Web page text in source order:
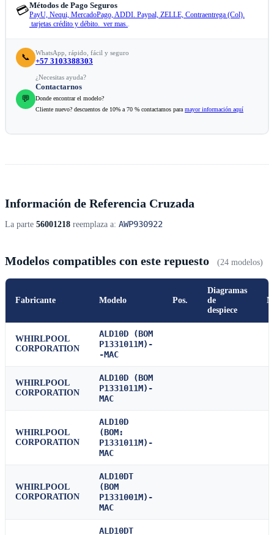
💳Métodos de Pago Seguros
PayU, Nequi, MercadoPago, ADDI. Paypal, ZELLE, Contraentrega (Col).
tarjetas crédito y débito. ver mas..
📞 WhatsApp, rápido, fácil y seguro
+57 3103388303
💬
¿Necesitas ayuda?
Contactarnos
Donde encontrar el modelo?
Cliente nuevo? descuentos de 10% a 70 % contactamos para mayor información aquí
Información de Referencia Cruzada
La parte 56001218 reemplaza a: AWP930922
Modelos compatibles con este repuesto (24 modelos)
Fabricante Modelo Pos.
Diagramas
de
despiece
WHIRLPOOL
CORPORATION
ALD10D (BOM
P1331011M)-
-MAC
WHIRLPOOL
CORPORATION
ALD10D (BOM
P1331011M)-
MAC
WHIRLPOOL
CORPORATION
ALD10D
(BOM:
P1331011M)-
MAC
WHIRLPOOL
CORPORATION
ALD10DT
(BOM
P1331001M)-
MAC
ALD10DT